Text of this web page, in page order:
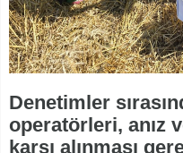
Denetimler
operatörleri, anız
karşı alınması